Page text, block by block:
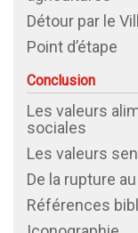
Détour par le
Point d’étape
Conclusion
Les valeurs
sociales
Les valeurs
De la rupture
Références